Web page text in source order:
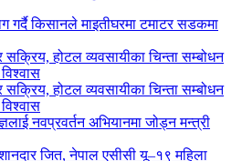
गर्दै किसानले माइतीघरमा टमाटर सडकमा
सक्रिय, होटल व्यवसायीका चिन्ता सम्बोधन
सक्रिय, होटल व्यवसायीका चिन्ता सम्बोधन
नवप्रवर्तन अभियानमा जोड्न मन्त्री
जित, नेपाल एसीसी यू–१९ महिला